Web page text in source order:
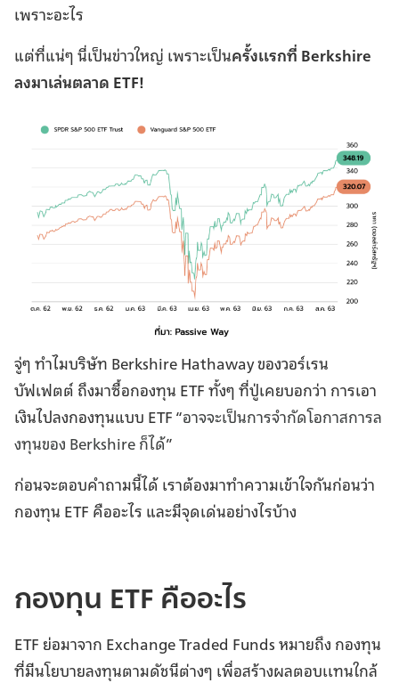
เพราะอะไร
แต่ที่แน่ๆ นี่เป็นข่าวใหญ่ เพราะเป็นครั้งเเรกที่ Berkshire
ลงมาเล่นตลาด ETF!
จู่ๆ ทำไมบริษัท Berkshire Hathaway ของวอร์เรน
บัฟเฟตต์ ถึงมาซื้อกองทุน ETF ทั้งๆ ที่ปู่เคยบอกว่า การเอา
เงินไปลงกองทุนแบบ ETF “อาจจะเป็นการจำกัดโอกาสการล
งทุนของ Berkshire ก็ได้”
ก่อนจะตอบคำถามนี้ได้ เราต้องมาทำความเข้าใจกันก่อนว่า
กองทุน ETF คืออะไร และมีจุดเด่นอย่างไรบ้าง
กองทุน ETF คืออะไร
ETF ย่อมาจาก Exchange Traded Funds หมายถึง กองทุน
ที่มีนโยบายลงทุนตามดัชนีต่างๆ เพื่อสร้างผลตอบเเทนใกล้